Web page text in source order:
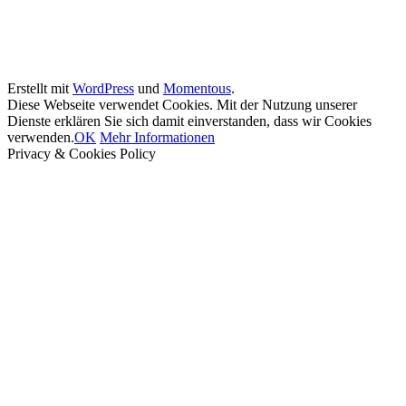
Erstellt mit WordPress und Momentous.
Diese Webseite verwendet Cookies. Mit der Nutzung unserer
Dienste erklären Sie sich damit einverstanden, dass wir Cookies
verwenden.OK Mehr Informationen
Privacy & Cookies Policy